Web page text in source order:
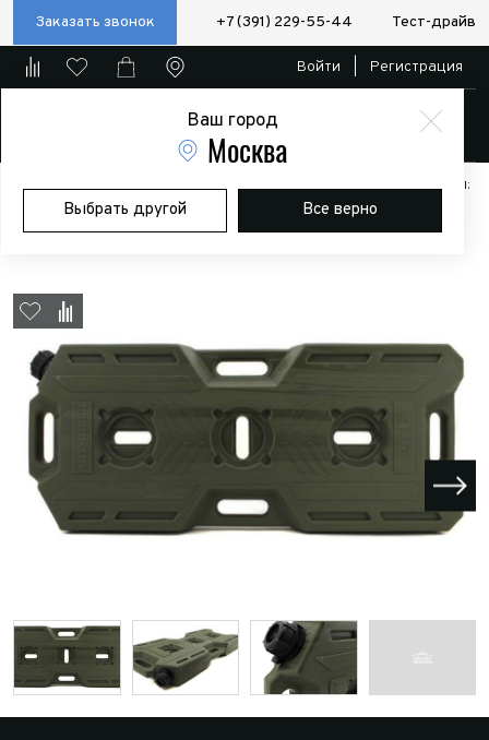
Заказать звонок +7 (391) 229-55-44 Тест-драйв
Ваш город
Москва
Выбрать другой Все верно
Войти Регистрация
Главная Магазин Дополнительное оборудование
Аксессуары:
Полезные мелочи
Канистра ART-RIDER 20 л. (хаки)